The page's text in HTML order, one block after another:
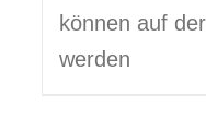
können auf
werden